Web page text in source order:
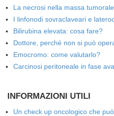
La necrosi nella massa tumorale
I linfonodi sovraclaveari e
Bilirubina elevata: cosa fare?
Dottore, perché non si può
Emocromo: come valutarlo?
Carcinosi peritoneale in fase
INFORMAZIONI UTILI
Un check up oncologico che